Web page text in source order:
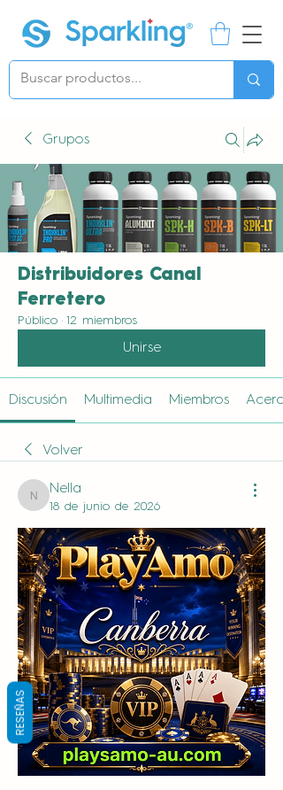
Grupos
Distribuidores Canal
Ferretero
Público · 12 miembros
Unirse
Discusión Multimedia Miembros
Volver
Nella
Nella
18 de junio de 2026
RESEÑAS